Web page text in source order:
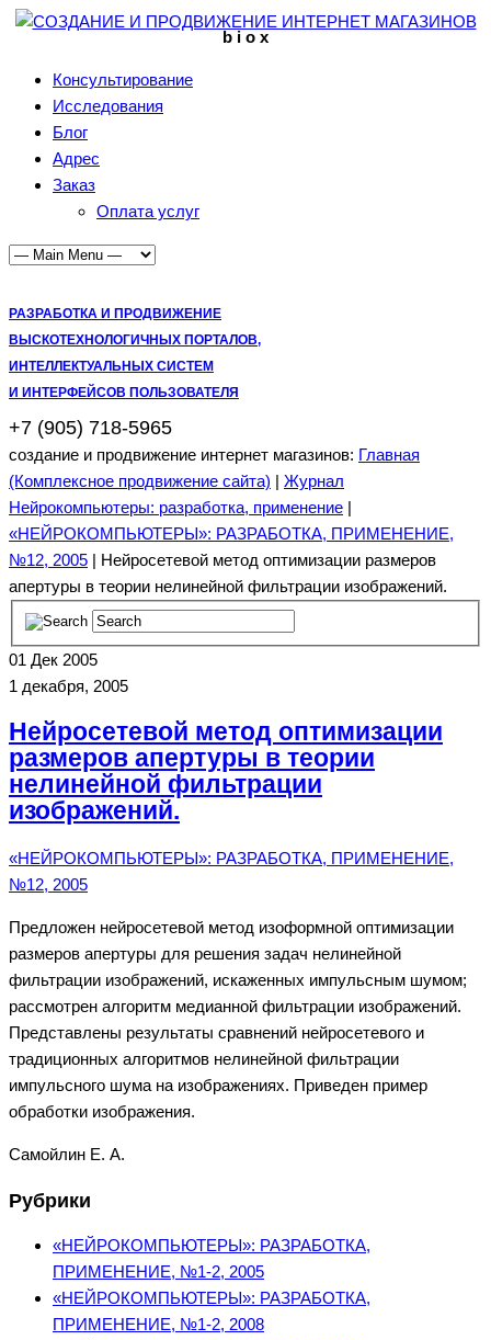
b i o x
Консультирование
Исследования
Блог
Адрес
Заказ
Оплата услуг
РАЗРАБОТКА И ПРОДВИЖЕНИЕ
ВЫСКОТЕХНОЛОГИЧНЫХ ПОРТАЛОВ,
ИНТЕЛЛЕКТУАЛЬНЫХ СИСТЕМ
И ИНТЕРФЕЙСОВ ПОЛЬЗОВАТЕЛЯ
+7 (905) 718-5965
создание и продвижение интернет магазинов: Главная
(Комплексное продвижение сайта) | Журнал
Нейрокомпьютеры: разработка, применение |
«НЕЙРОКОМПЬЮТЕРЫ»: РАЗРАБОТКА, ПРИМЕНЕНИЕ,
№12, 2005 | Нейросетевой метод оптимизации размеров
апертуры в теории нелинейной фильтрации изображений.
01 Дек 2005
1 декабря, 2005
Нейросетевой метод оптимизации
размеров апертуры в теории
нелинейной фильтрации
изображений.
«НЕЙРОКОМПЬЮТЕРЫ»: РАЗРАБОТКА, ПРИМЕНЕНИЕ,
№12, 2005
Предложен нейросетевой метод изоформной оптимизации
размеров апертуры для решения задач нелинейной
фильтрации изображений, искаженных импульсным шумом;
рассмотрен алгоритм медианной фильтрации изображений.
Представлены результаты сравнений нейросетевого и
традиционных алгоритмов нелинейной фильтрации
импульсного шума на изображениях. Приведен пример
обработки изображения.
Самойлин Е. А.
Рубрики
«НЕЙРОКОМПЬЮТЕРЫ»: РАЗРАБОТКА,
ПРИМЕНЕНИЕ, №1-2, 2005
«НЕЙРОКОМПЬЮТЕРЫ»: РАЗРАБОТКА,
ПРИМЕНЕНИЕ, №1-2, 2008